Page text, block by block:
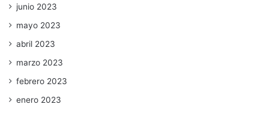
junio 2023
mayo 2023
abril 2023
marzo 2023
febrero 2023
enero 2023